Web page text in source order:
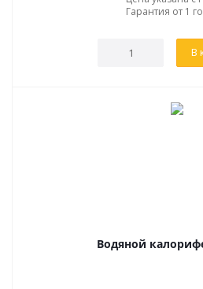
Гарантия от 1
В
Водяной